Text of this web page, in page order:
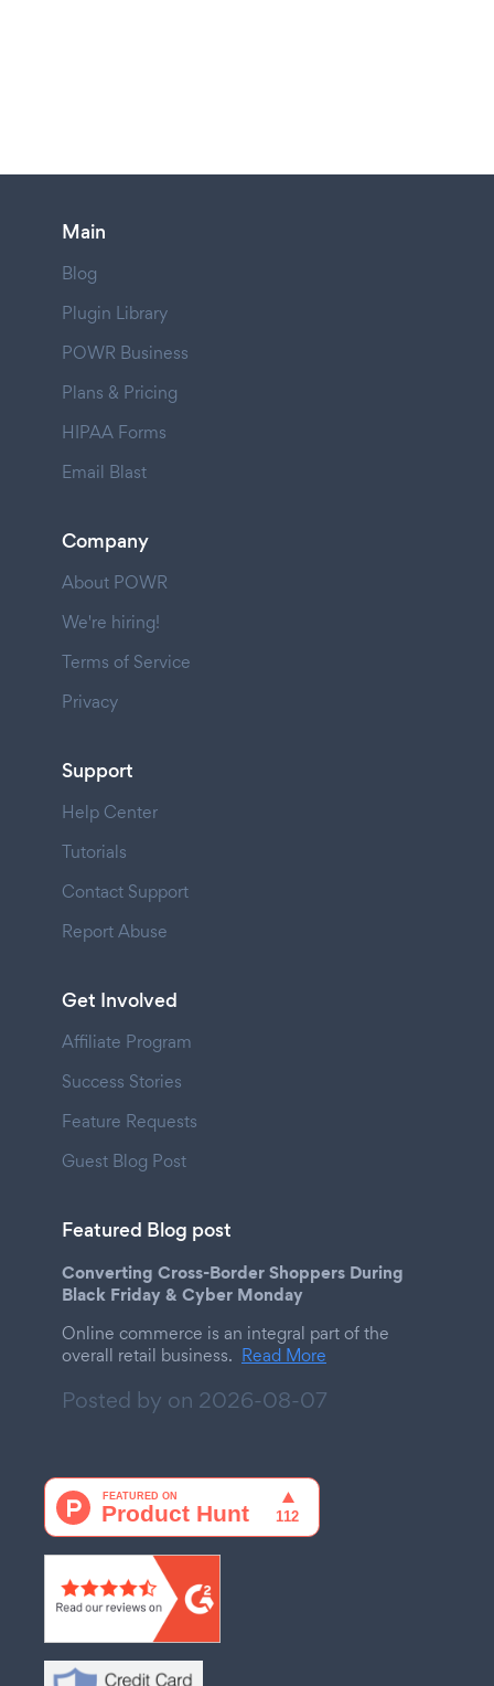
Main
Blog
Plugin Library
POWR Business
Plans & Pricing
HIPAA Forms
Email Blast
Company
About POWR
We're hiring!
Terms of Service
Privacy
Support
Help Center
Tutorials
Contact Support
Report Abuse
Get Involved
Affiliate Program
Success Stories
Feature Requests
Guest Blog Post
Featured Blog post
Converting Cross-Border Shoppers During
Black Friday & Cyber Monday
Online commerce is an integral part of the
overall retail business. Read More
Posted by on 2026-08-07